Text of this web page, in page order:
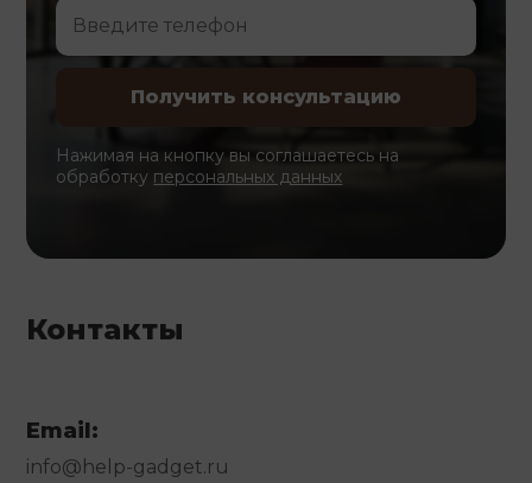
Нажимая на кнопку вы соглашаетесь на
обработку персональных данных
Контакты
Email:
info@help-gadget.ru